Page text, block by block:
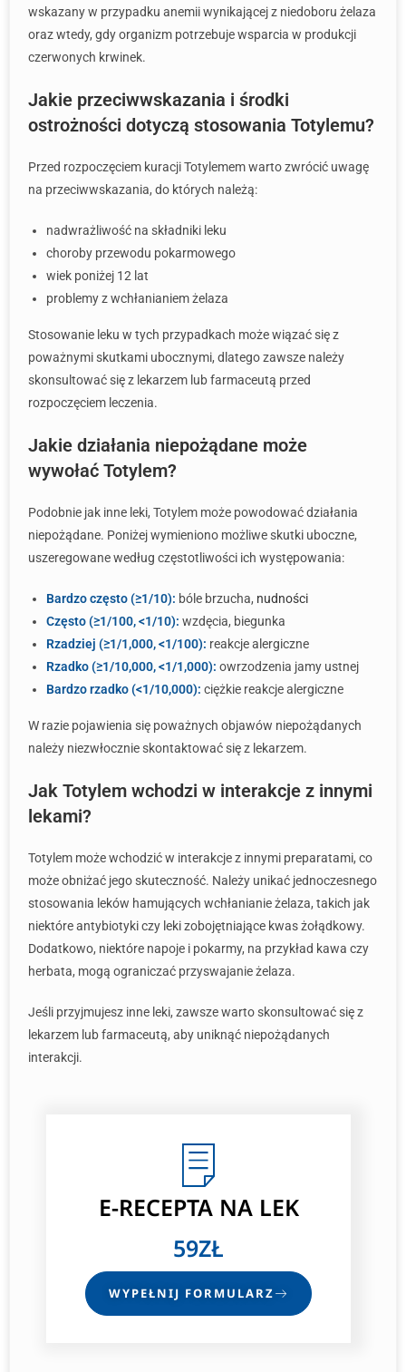
wskazany w przypadku anemii wynikającej z niedoboru żelaza
oraz wtedy, gdy organizm potrzebuje wsparcia w produkcji
czerwonych krwinek.
Jakie przeciwwskazania i środki
ostrożności dotyczą stosowania Totylemu?
Przed rozpoczęciem kuracji Totylemem warto zwrócić uwagę
na przeciwwskazania, do których należą:
nadwrażliwość na składniki leku
choroby przewodu pokarmowego
wiek poniżej 12 lat
problemy z wchłanianiem żelaza
Stosowanie leku w tych przypadkach może wiązać się z
poważnymi skutkami ubocznymi, dlatego zawsze należy
skonsultować się z lekarzem lub farmaceutą przed
rozpoczęciem leczenia.
Jakie działania niepożądane może
wywołać Totylem?
Podobnie jak inne leki, Totylem może powodować działania
niepożądane. Poniżej wymieniono możliwe skutki uboczne,
uszeregowane według częstotliwości ich występowania:
Bardzo często (≥1/10): bóle brzucha, nudności
Często (≥1/100, <1/10): wzdęcia, biegunka
Rzadziej (≥1/1,000, <1/100): reakcje alergiczne
Rzadko (≥1/10,000, <1/1,000): owrzodzenia jamy ustnej
Bardzo rzadko (<1/10,000): ciężkie reakcje alergiczne
W razie pojawienia się poważnych objawów niepożądanych
należy niezwłocznie skontaktować się z lekarzem.
Jak Totylem wchodzi w interakcje z innymi
lekami?
Totylem może wchodzić w interakcje z innymi preparatami, co
może obniżać jego skuteczność. Należy unikać jednoczesnego
stosowania leków hamujących wchłanianie żelaza, takich jak
niektóre antybiotyki czy leki zobojętniające kwas żołądkowy.
Dodatkowo, niektóre napoje i pokarmy, na przykład kawa czy
herbata, mogą ograniczać przyswajanie żelaza.
Jeśli przyjmujesz inne leki, zawsze warto skonsultować się z
lekarzem lub farmaceutą, aby uniknąć niepożądanych
interakcji.
E-RECEPTA NA LEK
59ZŁ
WYPEŁNIJ FORMULARZ